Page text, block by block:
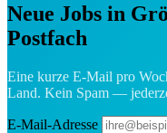
Neue Jobs in
Postfach
Eine kurze E-Mail pro
Land. Kein Spam —
E-Mail-Adresse